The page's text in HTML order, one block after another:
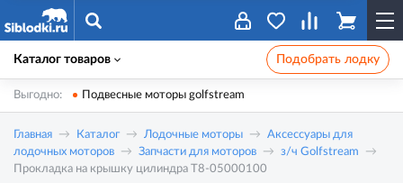
Каталог товаров Подобрать лодку
Выгодно: Подвесные моторы golfstream
Главная Каталог Лодочные моторы
Аксессуары для
лодочных моторов
Запчасти для моторов
з/ч Golfstream
Прокладка на крышку цилиндра T8-05000100